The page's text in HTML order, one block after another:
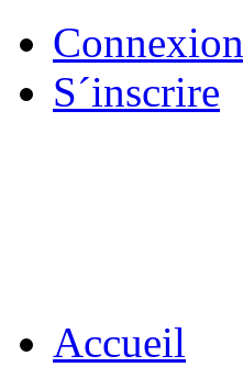
Connexion
S´inscrire
Accueil